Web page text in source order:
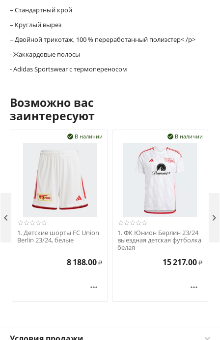
– Стандартный крой
– Круглый вырез
– Двойной трикотаж, 100 % переработанный полиэстер< /p>
- Жаккардовые полосы
- Adidas Sportswear с термопереносом
Возможно вас
заинтересуют
В наличии

1. Детские шорты FC Union
Berlin 23/24, белые
8 188.00 Р

В наличии

1. ФК Юнион Берлин 23/24
выездная детская футболка
белая
15 217.00 Р

 